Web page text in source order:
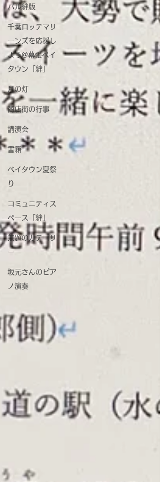
バル絆版
千葉ロッテマリ
ーンズを応援し
よう@幕張ベイ
タウン「絆」
月の灯
商店街の行事
講演会
書籍
ベイタウン夏祭
り
コミュニティス
ペース「絆」
無題のカテゴリ
ー
坂元さんのピア
ノ演奏